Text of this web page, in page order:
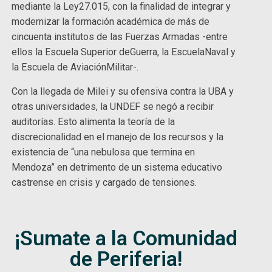
mediante la Ley27.015, con la finalidad de integrar y
modernizar la formación académica de más de
cincuenta institutos de las Fuerzas Armadas -entre
ellos la Escuela Superior deGuerra, la EscuelaNaval y
la Escuela de AviaciónMilitar-.
Con la llegada de Milei y su ofensiva contra la UBA y
otras universidades, la UNDEF se negó a recibir
auditorías. Esto alimenta la teoría de la
discrecionalidad en el manejo de los recursos y la
existencia de “una nebulosa que termina en
Mendoza” en detrimento de un sistema educativo
castrense en crisis y cargado de tensiones.
¡Sumate a la Comunidad
de Periferia!